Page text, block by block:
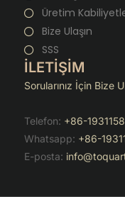
Üretim
Bize Ulaşın
SSS
İLETİŞİM
Sorularınız İçin Bize
Telefon: +86-
Whatsapp: +86-
E-posta: